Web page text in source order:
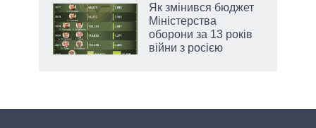
Як змінився бюджет
Міністерства
оборони за 13 років
війни з росією